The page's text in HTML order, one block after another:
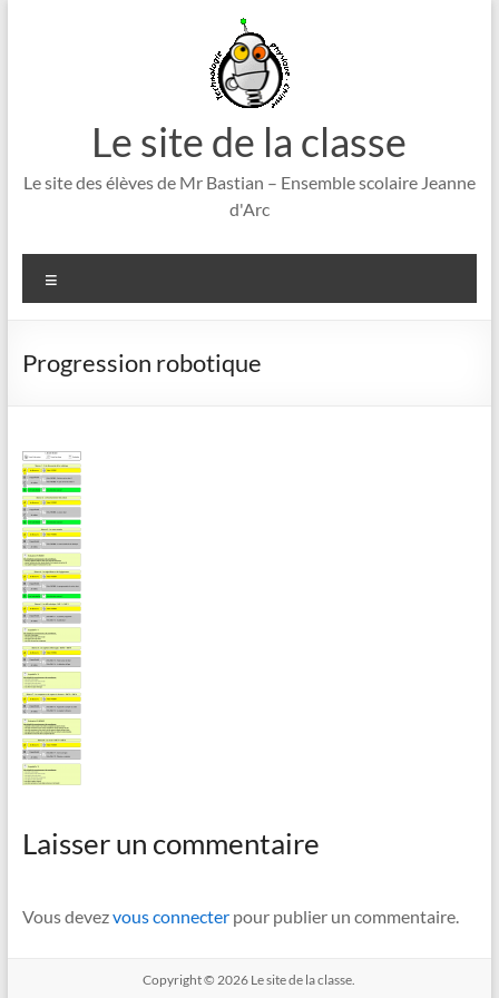
Le site de la classe
Le site des élèves de Mr Bastian – Ensemble scolaire Jeanne
d'Arc
Progression robotique
Laisser un commentaire
Vous devezvous connecterpour publier un commentaire.
Copyright © 2026 Le site de la classe.